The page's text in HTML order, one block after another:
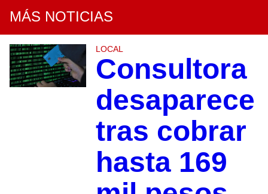
MÁS NOTICIAS
LOCAL
Consultora
desaparece
tras cobrar
hasta 169